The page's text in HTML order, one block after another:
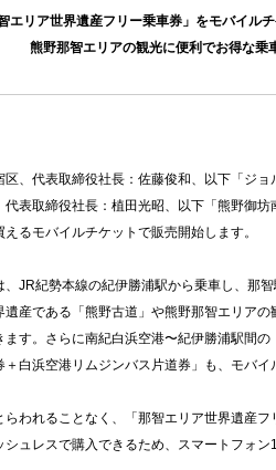
智エリア世界遺産フリー乗車券」をモバイル
熊野那智エリアの観光に便利でお得な乗
、代表取締役社長：佐藤俊和、以下「ジ
表取締役社長：植田光昭、以下「熊野御
るモバイルチケットで販売開始します。
JR紀勢本線の紀伊勝浦駅から乗車し、那
産である「熊野古道」や熊野那智エリア
す。さらに南紀白浜空港〜紀伊勝浦駅間
白浜空港リムジンバス片道券」も、モバイ
われることなく、「那智エリア世界遺産
ュレスで購入できるため、スマートフォ